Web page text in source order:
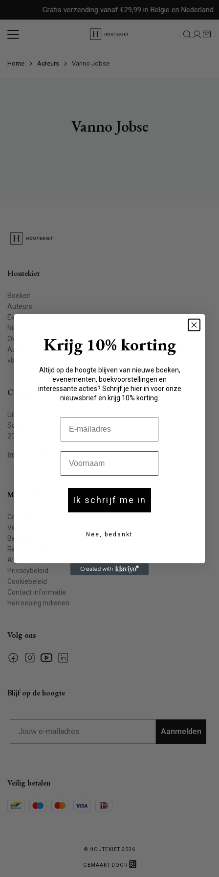
content
Gratis verzending vanaf €29,99 in België en Nederland
Home Auteurs Vanno Jobse
Vanno Jobse
Houtekiet
Boeken
Auteurs
Evenementen
Nieuws
Over ons
Auteur worden
vbkbelgie.be
Contact
Uitgeverij Houtekiet
Schaliënstraat 1, bus 11
2000 Antwerpen
info@houtekiet.be
Meer info
Contact
Veelgestelde vragen
Bestellen & leveren
Retourneren
Algemene voorwaarden
Privacybeleid
Cookiebeleid
Contact informatie
Herroeping indienen
Volg ons
FacebookInstagramYouTubeLinkedin
Blijf op de hoogte
Aanmelden
Veilig betalen
© HOUTEKIET 2026
GEMAAKT DOOR
Krijg 10% korting
Altijd op de hoogte blijven van nieuwe boeken,
evenementen, boekvoorstellingen en
interessante acties? Schrijf je hier in voor onze
nieuwsbrief en krijg 10% korting.
Ik schrijf me in
Nee, bedankt